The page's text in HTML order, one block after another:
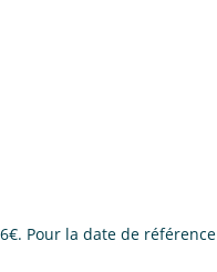
Pour la date de référence